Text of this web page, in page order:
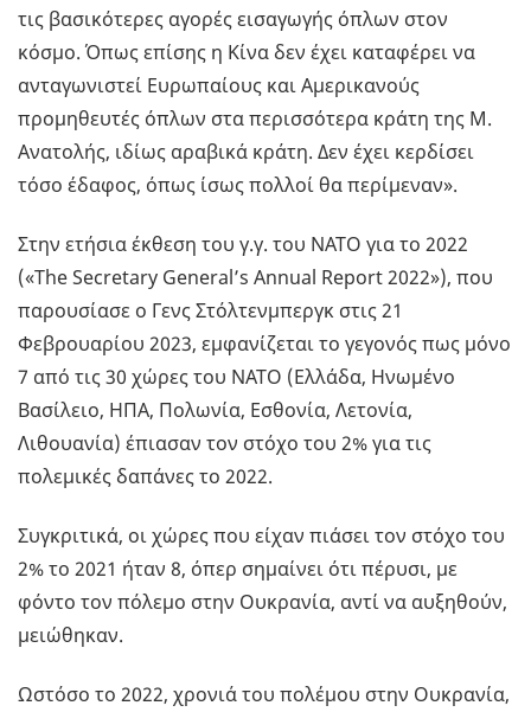
τις βασικότερες αγορές εισαγωγής όπλων στον
κόσμο. Όπως επίσης η Κίνα δεν έχει καταφέρει να
ανταγωνιστεί Ευρωπαίους και Αμερικανούς
προμηθευτές όπλων στα περισσότερα κράτη της Μ.
Ανατολής, ιδίως αραβικά κράτη. Δεν έχει κερδίσει
τόσο έδαφος, όπως ίσως πολλοί θα περίμεναν».
Στην ετήσια έκθεση του γ.γ. του ΝΑΤΟ για το 2022
(«The Secretary General’s Annual Report 2022»), που
παρουσίασε ο Γενς Στόλτενμπεργκ στις 21
Φεβρουαρίου 2023, εμφανίζεται το γεγονός πως μόνο
7 από τις 30 χώρες του ΝΑΤΟ (Ελλάδα, Ηνωμένο
Βασίλειο, ΗΠΑ, Πολωνία, Εσθονία, Λετονία,
Λιθουανία) έπιασαν τον στόχο του 2% για τις
πολεμικές δαπάνες το 2022.
Συγκριτικά, οι χώρες που είχαν πιάσει τον στόχο του
2% το 2021 ήταν 8, όπερ σημαίνει ότι πέρυσι, με
φόντο τον πόλεμο στην Ουκρανία, αντί να αυξηθούν,
μειώθηκαν.
Ωστόσο το 2022, χρονιά του πολέμου στην Ουκρανία,